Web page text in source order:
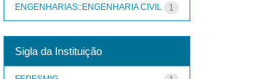
1
ENGENHARIAS::ENGENHARIA CIVIL
Sigla da Instituição